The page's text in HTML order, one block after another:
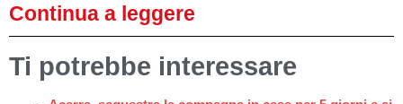
Continua a leggere
Ti potrebbe interessare